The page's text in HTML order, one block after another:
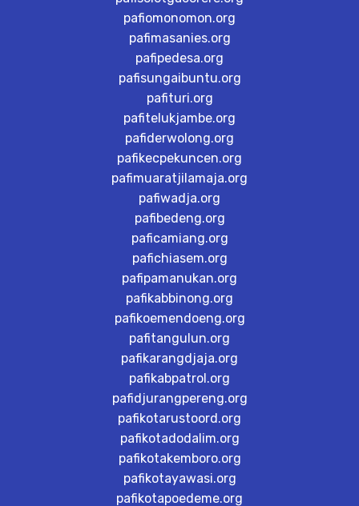
pafiomonomon.org
pafimasanies.org
pafipedesa.org
pafisungaibuntu.org
pafituri.org
pafitelukjambe.org
pafiderwolong.org
pafikecpekuncen.org
pafimuaratjilamaja.org
pafiwadja.org
pafibedeng.org
paficamiang.org
pafichiasem.org
pafipamanukan.org
pafikabbinong.org
pafikoemendoeng.org
pafitangulun.org
pafikarangdjaja.org
pafikabpatrol.org
pafidjurangpereng.org
pafikotarustoord.org
pafikotadodalim.org
pafikotakemboro.org
pafikotayawasi.org
pafikotapoedeme.org